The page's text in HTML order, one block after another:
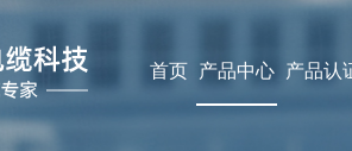
首页 产品中心 产品认